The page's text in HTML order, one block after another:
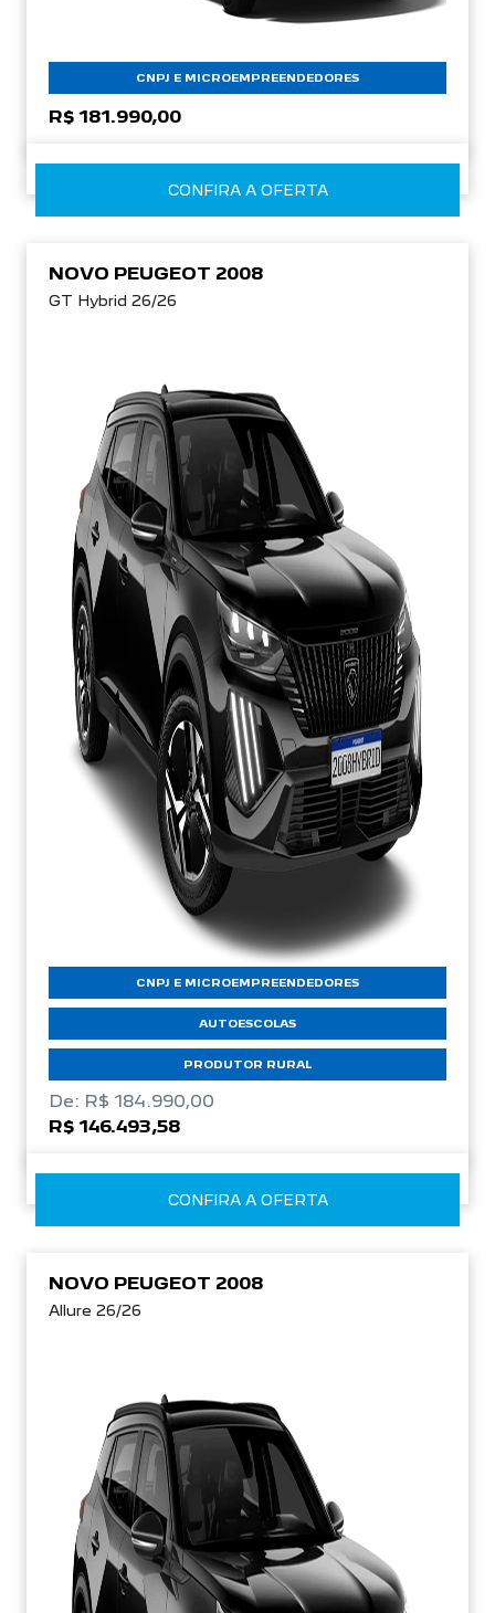
CNPJ E MICROEMPREENDEDORES
R$ 181.990,00
CONFIRA A OFERTA
NOVO PEUGEOT 2008
GT Hybrid 26/26
CNPJ E MICROEMPREENDEDORES
AUTOESCOLAS
PRODUTOR RURAL
De: R$ 184.990,00
R$ 146.493,58
CONFIRA A OFERTA
NOVO PEUGEOT 2008
Allure 26/26